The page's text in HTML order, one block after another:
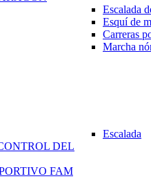
Escalada
Esquí de
Carreras
Marcha
Escalada
DEL
FAM